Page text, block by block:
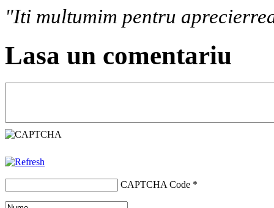
"Iti multumim pentru
Lasa un comentariu
CAPTCHA Code *